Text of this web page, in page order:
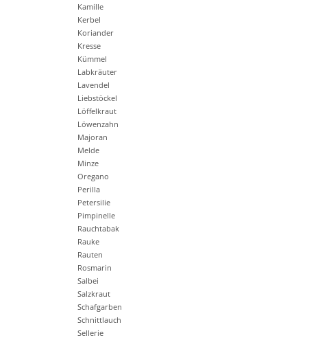
Kamille
Kerbel
Koriander
Kresse
Kümmel
Labkräuter
Lavendel
Liebstöckel
Löffelkraut
Löwenzahn
Majoran
Melde
Minze
Oregano
Perilla
Petersilie
Pimpinelle
Rauchtabak
Rauke
Rauten
Rosmarin
Salbei
Salzkraut
Schafgarben
Schnittlauch
Sellerie